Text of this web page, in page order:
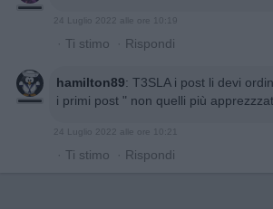
24 Luglio 2022 alle ore 10:19
· Ti stimo · Rispondi
hamilton89: T3SLA i post li devi
i primi post " non quelli più
· Ti stimo · Rispondi